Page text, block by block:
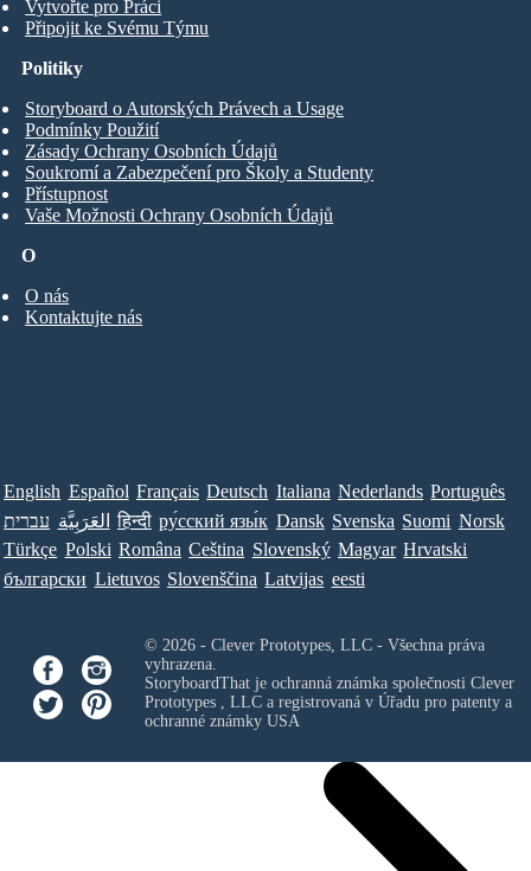
Vytvořte pro Práci
Připojit ke Svému Týmu
O
O nás
Kontaktujte nás
Politiky
Storyboard o Autorských Právech a Usage
Podmínky Použití
Zásady Ochrany Osobních Údajů
Soukromí a Zabezpečení pro Školy a Studenty
Přístupnost
Vaše Možnosti Ochrany Osobních Údajů
English Español Français Deutsch Italiana Nederlands Português
עברית العَرَبِيَّة हिन्दी ру́сский язы́к Dansk Svenska Suomi Norsk
Türkçe Polski Româna Ceština Slovenský Magyar Hrvatski
български Lietuvos Slovenščina Latvijas eesti
© 2026 - Clever Prototypes, LLC - Všechna práva
vyhrazena.
StoryboardThat je ochranná známka společnosti Clever
Prototypes , LLCa registrovaná v Úřadu pro patenty a
ochranné známky USA